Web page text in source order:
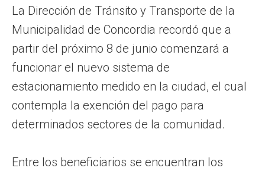
La Dirección de Tránsito y Transporte de la
Municipalidad de Concordia recordó que a
partir del próximo 8 de junio comenzará a
funcionar el nuevo sistema de
estacionamiento medido en la ciudad, el cual
contempla la exención del pago para
determinados sectores de la comunidad.
Entre los beneficiarios se encuentran los